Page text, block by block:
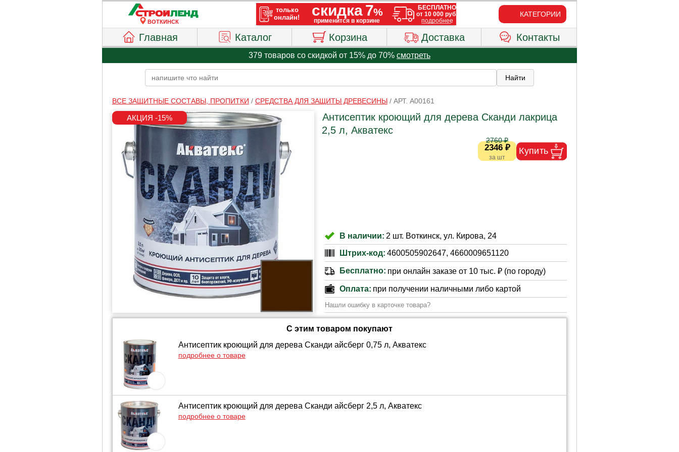
ВОТКИНСК
КАТЕГОРИИ
Главная Каталог Корзина Доставка Контакты
379 товаров со скидкой от 15% до 70% смотреть
ВСЕ ЗАЩИТНЫЕ СОСТАВЫ, ПРОПИТКИ / СРЕДСТВА ДЛЯ ЗАЩИТЫ ДРЕВЕСИНЫ/ АРТ. A00161
Антисептик кроющий для дерева Сканди лакрица
2,5 л, Акватекс
2346 ₽
2760 ₽
В наличии: 2 шт. Воткинск, ул. Кирова, 24
Штрих-код: 4600505902647, 4660009651120
Бесплатно: при онлайн заказе от 10 тыс. ₽ (по городу)
Оплата: при получении наличными либо картой
Нашли ошибку в карточке товара?
С этим товаром покупают
Антисептик кроющий для дерева Сканди айсберг 0,75 л, Акватекс
подробнее о товаре
Антисептик кроющий для дерева Сканди айсберг 2,5 л, Акватекс
подробнее о товаре